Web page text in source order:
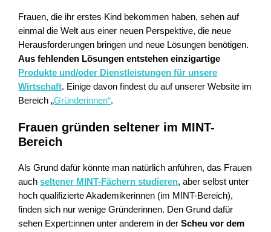
Frauen, die ihr erstes Kind bekommen haben, sehen auf
einmal die Welt aus einer neuen Perspektive, die neue
Herausforderungen bringen und neue Lösungen benötigen.
Aus fehlenden Lösungen entstehen einzigartige
Produkte und/oder Dienstleistungen für unsere
Wirtschaft. Einige davon findest du auf unserer Website im
Bereich „Gründerinnen“.
Frauen gründen seltener im MINT-
Bereich
Als Grund dafür könnte man natürlich anführen, das Frauen
auchseltener MINT-Fächern studieren, aber selbst unter
hoch qualifizierte Akademikerinnen (im MINT-Bereich),
finden sich nur wenige Gründerinnen. Den Grund dafür
sehen Expert:innen unter anderem in derScheu vor dem